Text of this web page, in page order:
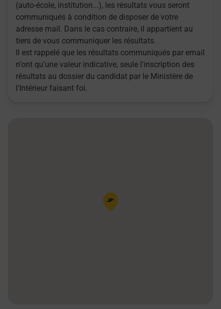
(auto-école, institution...), les résultats vous seront
communiqués à condition de disposer de votre
adresse mail. Dans le cas contraire, il appartient au
tiers de vous communiquer les résultats.
Il est rappelé que les résultats communiqués par email
n'ont qu'une valeur indicative, seule l'inscription des
résultats au dossier du candidat par le Ministère de
l'Intérieur faisant foi.
Pin de la carte